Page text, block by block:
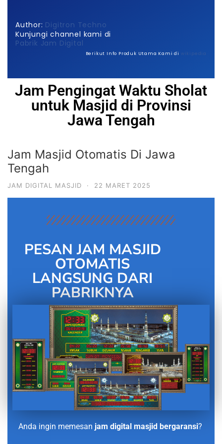
Author: Digitron Techno
Kunjungi channel kami di
Pabrik Jam Digital
Berikut Info Produk Utama Kami di wikipedia
Jam Pengingat Waktu Sholat
untuk Masjid di Provinsi
Jawa Tengah
Jam Masjid Otomatis Di Jawa
Tengah
JAM DIGITAL MASJID · 22 MARET 2025
PESAN JAM MASJID
OTOMATIS
LANGSUNG DARI
PABRIKNYA
Anda ingin memesan jam digital masjid bergaransi?